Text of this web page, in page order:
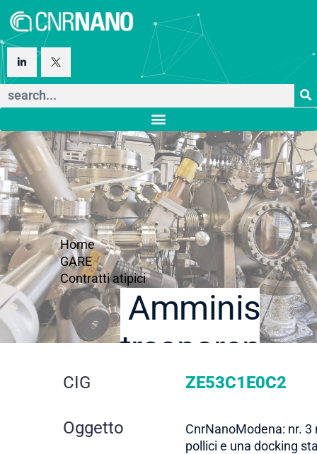
Home
GARE
Contratti atipici
trasparente
dettaglio
gara
CIG ZE53C1E0C2
Oggetto
CnrNanoModena: nr.
pollici e una docking